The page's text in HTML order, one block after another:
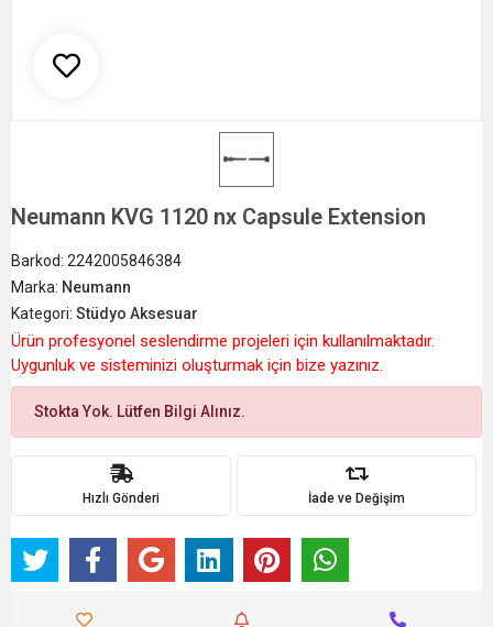
Neumann KVG 1120 nx Capsule Extension
Barkod: 2242005846384
Marka: Neumann
Kategori: Stüdyo Aksesuar
Ürün profesyonel seslendirme projeleri için kullanılmaktadır.
Uygunluk ve sisteminizi oluşturmak için bize yazınız.
Stokta Yok. Lütfen Bilgi Alınız.
Hızlı Gönderi İade ve Değişim